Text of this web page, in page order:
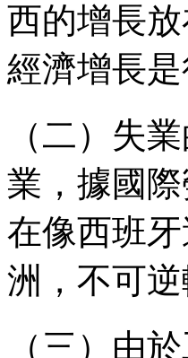
西的增長
經濟增長是
（二）失
業，據國
在像西班
洲，不可
（三）由